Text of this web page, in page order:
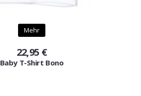
Mehr
22,95 €
Baby T-Shirt Bono